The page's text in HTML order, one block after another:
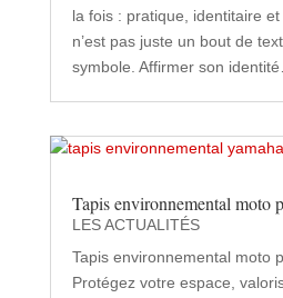
la fois : pratique, identitaire
n’est pas juste un bout de
symbole. Affirmer son
Tapis environnemental moto
LES ACTUALITÉS
Tapis environnemental moto
Protégez votre espace,